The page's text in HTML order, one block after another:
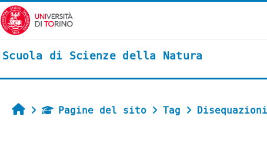
Vai al contenuto principale
Scuola di Scienze della Natura
HomePagine del sito Tag Disequazioni